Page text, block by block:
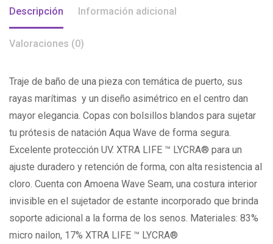
Descripción Información adicional
Valoraciones (0)
Traje de baño de una pieza con temática de puerto, sus
rayas marítimas y un diseño asimétrico en el centro dan
mayor elegancia. Copas con bolsillos blandos para sujetar
tu prótesis de natación Aqua Wave de forma segura.
Excelente protección UV. XTRA LIFE ™ LYCRA® para un
ajuste duradero y retención de forma, con alta resistencia al
cloro. Cuenta con Amoena Wave Seam, una costura interior
invisible en el sujetador de estante incorporado que brinda
soporte adicional a la forma de los senos. Materiales: 83%
micro nailon, 17% XTRA LIFE ™ LYCRA®